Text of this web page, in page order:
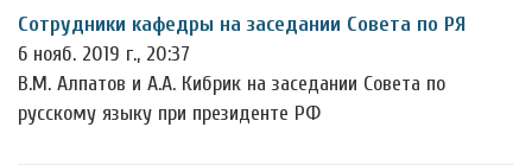
Сотрудники кафедры на заседании Совета по РЯ
6 нояб. 2019 г., 20:37
В.М. Алпатов и А.А. Кибрик на заседании Совета по
русскому языку при президенте РФ